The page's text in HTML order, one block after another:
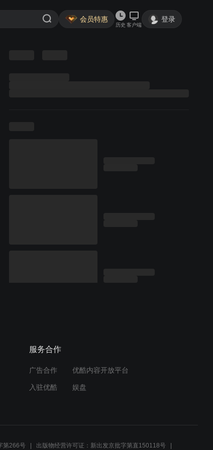
会员特惠
历史 客户端
登录
服务合作
广告合作 优酷内容开放平台
入驻优酷 娱盘
第266号 出版物经营许可证：新出发京批字第直150118号